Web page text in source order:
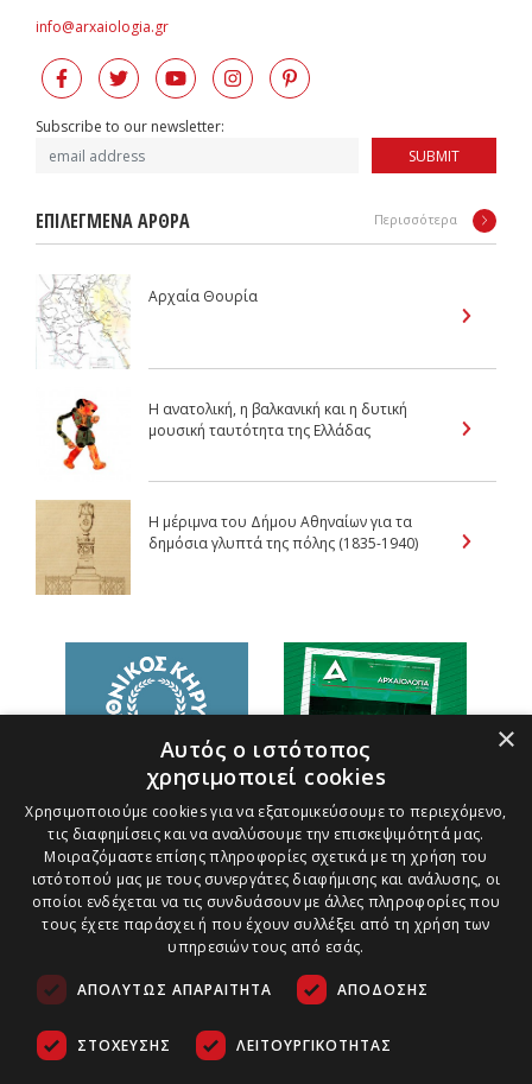
info@arxaiologia.gr
Subscribe to our newsletter:
SUBMIT
ΕΠΙΛΕΓΜΕΝΑ ΑΡΘΡΑ Περισσότερα
Αρχαία Θουρία
Η ανατολική, η βαλκανική και η δυτική
μουσική ταυτότητα της Ελλάδας
Η μέριμνα του Δήμου Αθηναίων για τα
δημόσια γλυπτά της πόλης (1835-1940)
×
Αυτός ο ιστότοπος
χρησιμοποιεί cookies
Χρησιμοποιούμε cookies για να εξατομικεύσουμε το περιεχόμενο,
τις διαφημίσεις και να αναλύσουμε την επισκεψιμότητά μας.
Μοιραζόμαστε επίσης πληροφορίες σχετικά με τη χρήση του
ιστότοπού μας με τους συνεργάτες διαφήμισης και ανάλυσης, οι
οποίοι ενδέχεται να τις συνδυάσουν με άλλες πληροφορίες που
τους έχετε παράσχει ή που έχουν συλλέξει από τη χρήση των
υπηρεσιών τους από εσάς.
ΑΠΟΛΎΤΩΣ ΑΠΑΡΑΊΤΗΤΑ ΑΠΌΔΟΣΗΣ
ΣΤΌΧΕΥΣΗΣ ΛΕΙΤΟΥΡΓΙΚΌΤΗΤΑΣ